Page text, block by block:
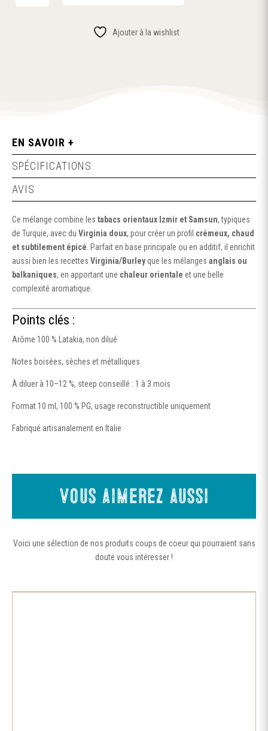
Ajouter à la wishlist
EN SAVOIR +
SPÉCIFICATIONS
AVIS
Ce mélange combine les tabacs orientaux Izmir et Samsun, typiques
de Turquie, avec du Virginia doux, pour créer un profil crémeux, chaud
et subtilement épicé . Parfait en base principale ou en additif, il enrichit
aussi bien les recettes Virginia/Burleyque les mélanges anglais ou
balkaniques, en apportant une chaleur orientale et une belle
complexité aromatique.
Points clés :
Arôme 100 % Latakia, non dilué
Notes boisées, sèches et métalliques
À diluer à 10–12 %, steep conseillé : 1 à 3 mois
Format 10 ml, 100 % PG, usage reconstructible uniquement
Fabriqué artisanalement en Italie
Vous aimerez aussi
Voici une sélection de nos produits coups de coeur qui pourraient sans
doute vous intéresser !